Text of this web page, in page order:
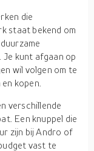
die
staat bekend om
kunt afgaan op
wil volgen om te
kopen.
verschillende
Een knuppel die
zijn bij Andro of
vast te